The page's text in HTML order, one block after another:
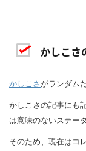
かしこさ
かしこさがランダム
かしこさの記事にも
は意味のないステー
そのため、現在はコ